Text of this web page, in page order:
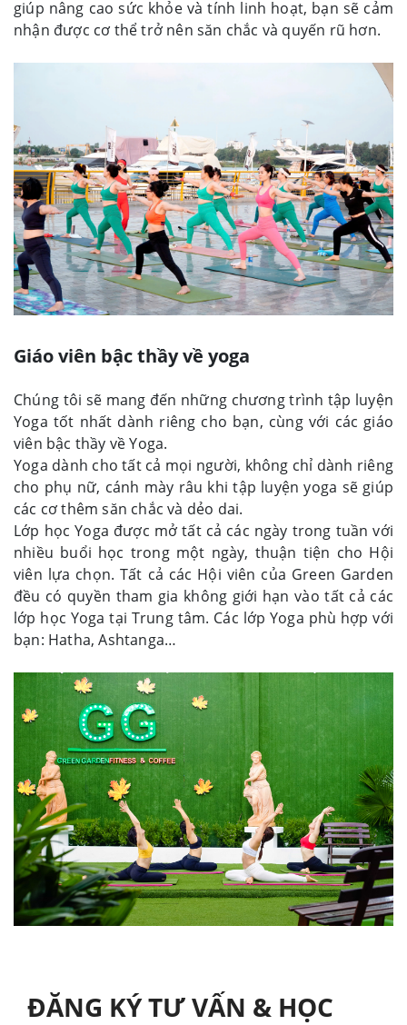
giúp nâng cao sức khỏe và tính linh hoạt, bạn sẽ cảm
nhận được cơ thể trở nên săn chắc và quyến rũ hơn.
Giáo viên bậc thầy về yoga
Chúng tôi sẽ mang đến những chương trình tập luyện
Yoga tốt nhất dành riêng cho bạn, cùng với các giáo
viên bậc thầy về Yoga.
Yoga dành cho tất cả mọi người, không chỉ dành riêng
cho phụ nữ, cánh mày râu khi tập luyện yoga sẽ giúp
các cơ thêm săn chắc và dẻo dai.
Lớp học Yoga được mở tất cả các ngày trong tuần với
nhiều buổi học trong một ngày, thuận tiện cho Hội
viên lựa chọn. Tất cả các Hội viên của Green Garden
đều có quyền tham gia không giới hạn vào tất cả các
lớp học Yoga tại Trung tâm. Các lớp Yoga phù hợp với
bạn: Hatha, Ashtanga…
ĐĂNG KÝ TƯ VẤN & HỌC